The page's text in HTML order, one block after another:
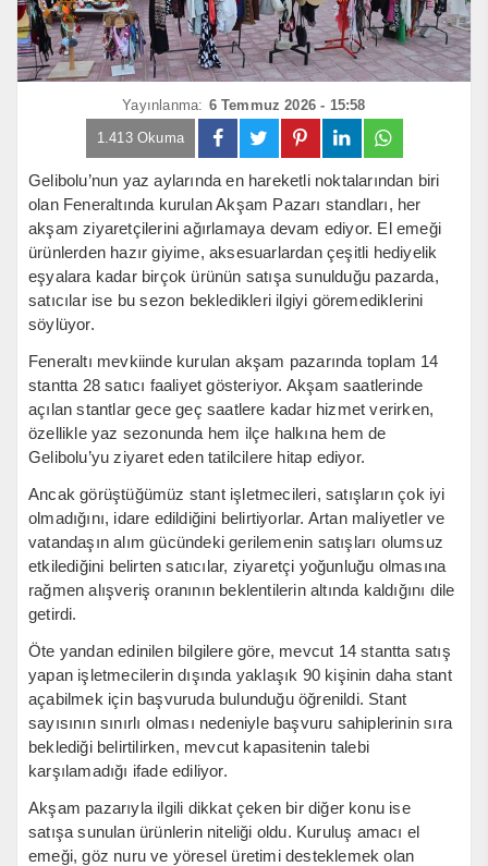
Yayınlanma: 6 Temmuz 2026 - 15:58
1.413 Okuma
Gelibolu’nun yaz aylarında en hareketli noktalarından biri
olan Feneraltında kurulan Akşam Pazarı standları, her
akşam ziyaretçilerini ağırlamaya devam ediyor. El emeği
ürünlerden hazır giyime, aksesuarlardan çeşitli hediyelik
eşyalara kadar birçok ürünün satışa sunulduğu pazarda,
satıcılar ise bu sezon bekledikleri ilgiyi göremediklerini
söylüyor.
Feneraltı mevkiinde kurulan akşam pazarında toplam 14
stantta 28 satıcı faaliyet gösteriyor. Akşam saatlerinde
açılan stantlar gece geç saatlere kadar hizmet verirken,
özellikle yaz sezonunda hem ilçe halkına hem de
Gelibolu’yu ziyaret eden tatilcilere hitap ediyor.
Ancak görüştüğümüz stant işletmecileri, satışların çok iyi
olmadığını, idare edildiğini belirtiyorlar. Artan maliyetler ve
vatandaşın alım gücündeki gerilemenin satışları olumsuz
etkilediğini belirten satıcılar, ziyaretçi yoğunluğu olmasına
rağmen alışveriş oranının beklentilerin altında kaldığını dile
getirdi.
Öte yandan edinilen bilgilere göre, mevcut 14 stantta satış
yapan işletmecilerin dışında yaklaşık 90 kişinin daha stant
açabilmek için başvuruda bulunduğu öğrenildi. Stant
sayısının sınırlı olması nedeniyle başvuru sahiplerinin sıra
beklediği belirtilirken, mevcut kapasitenin talebi
karşılamadığı ifade ediliyor.
Akşam pazarıyla ilgili dikkat çeken bir diğer konu ise
satışa sunulan ürünlerin niteliği oldu. Kuruluş amacı el
emeği, göz nuru ve yöresel üretimi desteklemek olan